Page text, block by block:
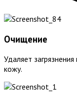
Очищение
Удаляет
кожу.